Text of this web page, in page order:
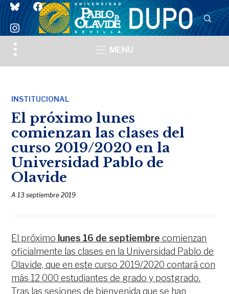
blueskyfacebook
instagram
Toggle
sidebar
MENU
INSTITUCIONAL
El próximo lunes
comienzan las clases del
curso 2019/2020 en la
Universidad Pablo de
Olavide
A13 septiembre 2019
El próximo lunes 16 de septiembre comienzan
oficialmente las clases en la Universidad Pablo de
Olavide, que en este curso 2019/2020 contará con
más 12 000 estudiantes de grado y postgrado.
Tras las sesiones de bienvenida que se han